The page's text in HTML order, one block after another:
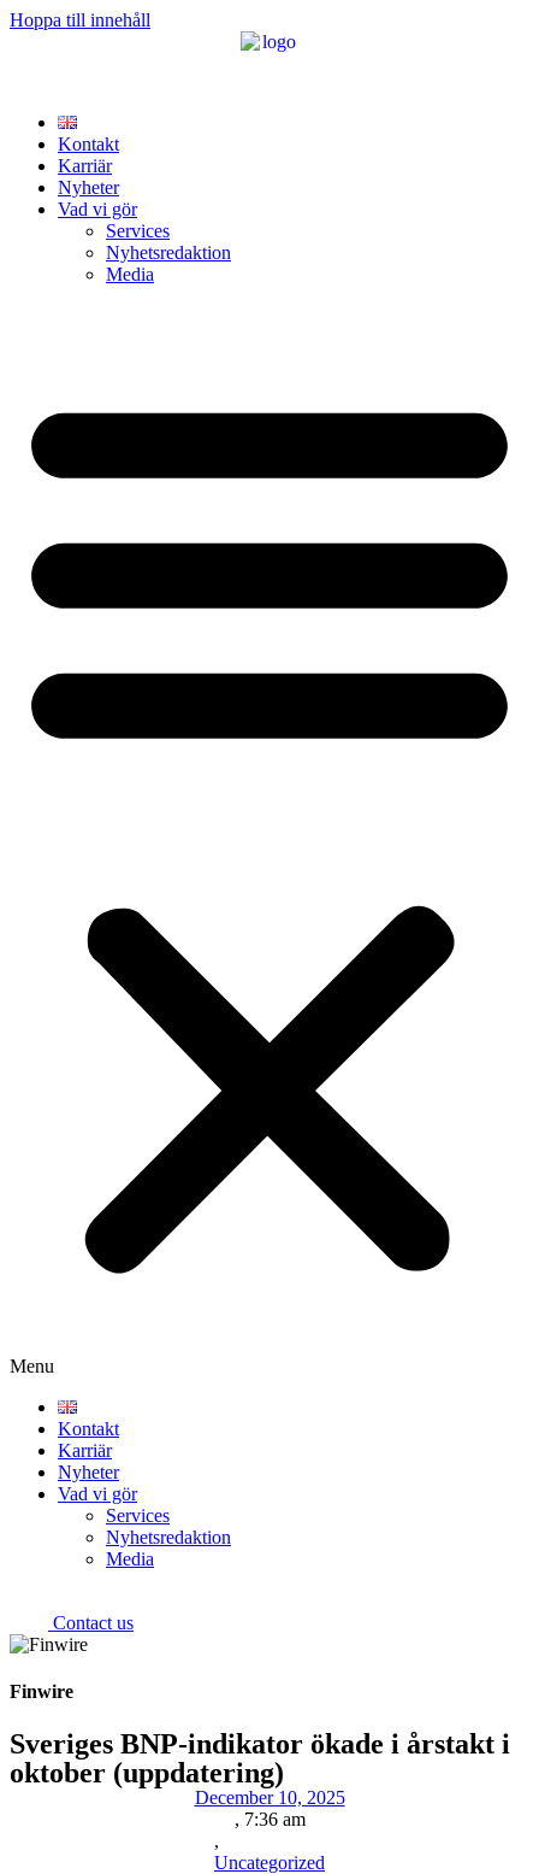
Hoppa till innehåll
Kontakt
Karriär
Nyheter
Vad vi gör
Services
Nyhetsredaktion
Media
Menu
Kontakt
Karriär
Nyheter
Vad vi gör
Services
Nyhetsredaktion
Media
Contact us
Finwire
Sveriges BNP-indikator ökade i årstakt i
oktober (uppdatering)
December 10, 2025
, 7:36 am
,
Uncategorized